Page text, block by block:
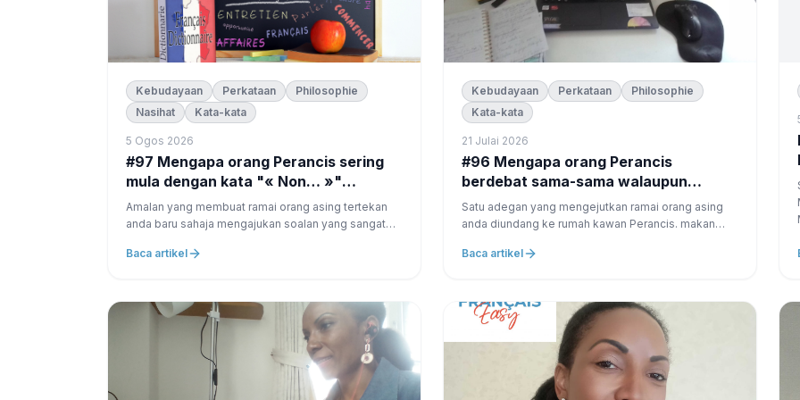
Kebudayaan Perkataan
Philosophie
Nasihat
Kata-kata
5 Ogos 2026
#97 Mengapa orang Perancis sering
mula dengan kata "« Non… »"
sebelum menjawab "« Ya »"?
Amalan yang membuat ramai orang asing tertekan
anda baru sahaja mengajukan soalan yang sangat
anda segera menjawab:
Baca artikel
Kebudayaan Perkataan
Philosophie
Kata-kata
21 Julai 2026
#96 Mengapa orang Perancis
berdebat sama-sama walaupun
semasa makan?
Satu adegan yang mengejutkan ramai orang asing
anda diundang ke rumah kawan Perancis. makan
kemudian, tanpa memberi amaran, seseorang
Baca artikel